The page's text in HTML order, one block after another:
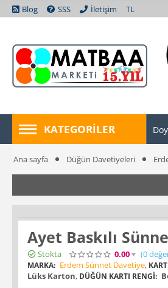
Blog SSS İletişim TL
KATEGORILER
Ana sayfa Düğün Davetiyeleri
Ayet Baskılı
Stokta 0.00 (0
MARKA: Erdem Sünnet Davetiye,
Lüks Karton, DÜĞÜN KARTI RENGI: